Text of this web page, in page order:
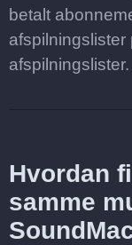
betalt
afspilningslister
afspilningslister.
Hvordan
samme